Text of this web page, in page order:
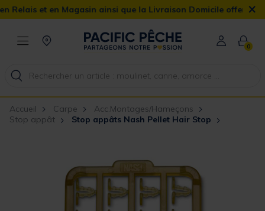
ainsi que la Livraison Domicile offerte dès 90€ ×
0
Accueil Carpe
Acc.Montages/Hameçons
Stop appât
Stop appâts Nash Pellet Hair Stop